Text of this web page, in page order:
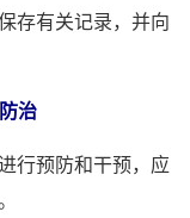
存有关记录，并向
治
预防和干预，应